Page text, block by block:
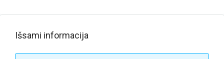
Išsami informacija